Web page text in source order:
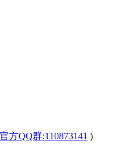
官方QQ群:110873141 )